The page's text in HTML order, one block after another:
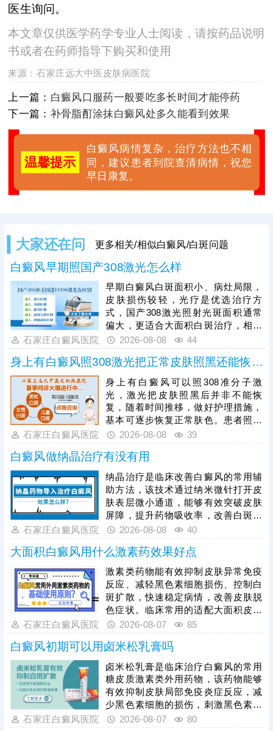
医生询问。
本文章仅供医学药学专业人士阅读，请按药品说明
书或者在药师指导下购买和使用
来源：石家庄远大中医皮肤病医院
上一篇： 白癜风口服药一般要吃多长时间才能停药
下一篇： 补骨脂酊涂抹白癜风处多久能看到效果
温馨提示
白癜风病情复杂，治疗方法也不相
同，建议患者到院查清病情，祝您
早日康复。
大家还在问 更多相关/相似白癜风/白斑问题
白癜风早期照国产308激光怎么样
早期白癜风白斑面积小、病灶局限，
皮肤损伤较轻，光疗是优选治疗方
式，国产308激光照射光斑面积通常
偏大，更适合大面积白斑治疗，相较
之下，进口308激光靶向性强、光源
稳定，可直接作用于患处，不损伤周
边健康肌肤，兼具安全性与高效性，
能快速激活黑色素细胞，更适配早期
白癜风的治疗需求。患者进行308激
光治疗时，需严格遵循医嘱把控照射
剂量，坚持照射治疗，不可随意中
断，避免影响复色效果。
石家庄白癜风医院 2026-08-08 44
身上有白癜风照308激光把正常皮肤照黑还能恢复吗
身上有白癜风可以照308准分子激
光，激光把皮肤照黑后并非不能恢
复，随着时间推移，做好护理措施，
基本可逐步恢复正常肤色。患者照光
治白癜风还需确定合适的频率，持之
转。照光期间需要定期复查，评估疗
效，分析病情变化特征，适当的对治
疗方案进行调整，使治疗持续贴合病
情，循序渐进消灭白斑。
石家庄白癜风医院 2026-08-08 39
白癜风做纳晶治疗有没有用
纳晶治疗是临床改善白癜风的常用辅
助方法，该技术通过纳米微针打开皮
肤表层微小通道，能够有效突破皮肤
屏障，提升药物吸收率，改善白斑部
位的微循环，纳晶治疗并非适用于所
据自身病情、肤质及白斑类型对症开
展治疗，切勿盲目操作。临床为提升
整体疗效，通常建议采用综合性治疗
方案，将纳晶治疗与中医定向透药、
308准分子激光治疗相结合，内外协
同作用，快速修复受损黑色素细胞，
缩短治疗周期。
石家庄白癜风医院 2026-08-08 40
大面积白癜风用什么激素药效果好点
激素类药物能有效抑制皮肤异常免疫
反应、减轻黑色素细胞损伤、控制白
斑扩散，快速稳定病情，改善皮肤脱
色症状。临床常用的适配大面积皮损
的激素药物，需根据患者年龄、皮损
部位、病情轻重针对性选择，具体用
药种类、剂量、使用周期均需严格遵
从医嘱。患者严禁自行选购、增减药
量，盲目用药易引发皮肤萎缩、毛细
血管扩张、色素异常、激素依赖等副
作用，损害皮肤健康。单纯使用激素
药物治疗大面积白癜风效果有限，联
合311窄谱uvb照射综合方案，能有效
石家庄白癜风医院 2026-08-07 85
白癜风初期可以用卤米松乳膏吗
卤米松乳膏是临床治疗白癜风的常用
糖皮质激素类外用药物，该药物能够
有效抑制皮肤局部免疫炎症反应，减
少黑色素细胞的损伤，刺激黑色素再
生，可有效控制白斑扩散、淡化皮
石家庄白癜风医院 2026-08-07 80